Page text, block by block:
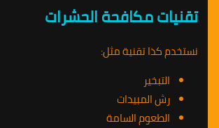
تقنيات مكافحة الحشرات
نستخدم كذا تقنية مثل:
التبخير
رش المبيدات
الطعوم السامة